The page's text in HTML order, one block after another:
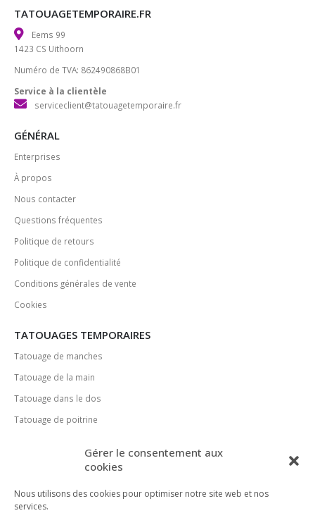
Gérer le consentement aux
cookies
Nous utilisons des cookies pour optimiser notre site web et nos
services.
TATOUAGETEMPORAIRE.FR
Eems 99
1423 CS Uithoorn
Numéro de TVA: 862490868B01
Service à la clientèle
serviceclient@tatouagetemporaire.fr
GÉNÉRAL
Enterprises
À propos
Nous contacter
Questions fréquentes
Politique de retours
Politique de confidentialité
Conditions générales de vente
Cookies
TATOUAGES TEMPORAIRES
Tatouage de manches
Tatouage de la main
Tatouage dans le dos
Tatouage de poitrine
MÉDIAS SOCIAUX